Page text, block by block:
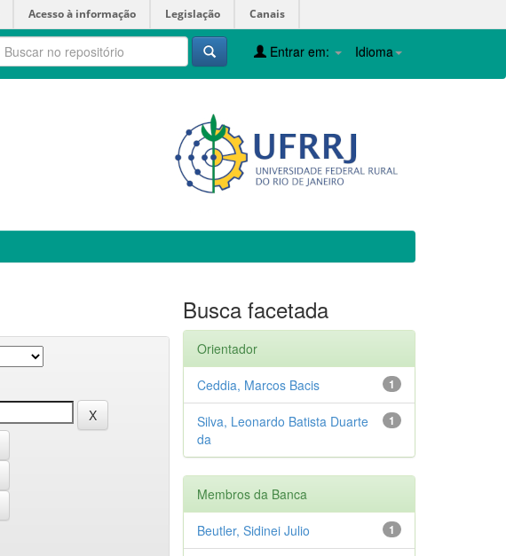
Acesso à informação Legislação Canais
Idioma
Entrar em:
Busca facetada
Orientador
1
Ceddia, Marcos Bacis
1
Silva, Leonardo Batista Duarte
da
Membros da Banca
1
Beutler, Sidinei Julio